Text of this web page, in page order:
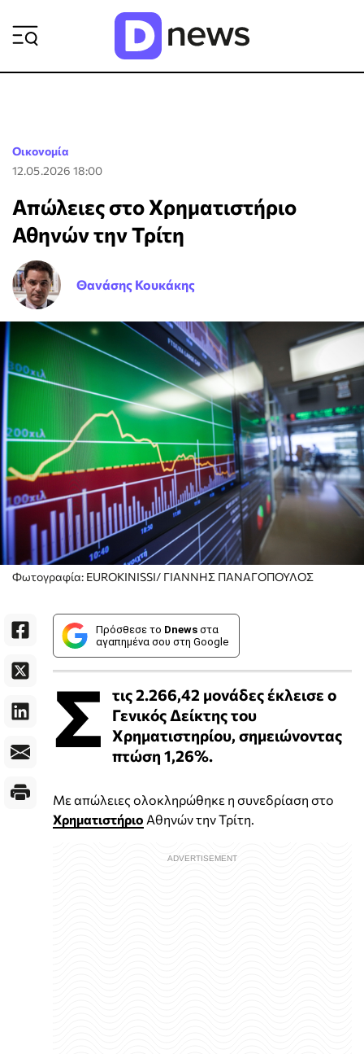
Οικονομία
12.05.2026 18:00
Απώλειες στο Χρηματιστήριο
Αθηνών την Τρίτη
Θανάσης Κουκάκης
Φωτογραφία: EUROKINISSI/ ΓΙΑΝΝΗΣ ΠΑΝΑΓΟΠΟΥΛΟΣ
Πρόσθεσε το Dnews στα
αγαπημένα σου στη Google
Σ τις 2.266,42 μονάδες έκλεισε ο
Γενικός Δείκτης του
Χρηματιστηρίου, σημειώνοντας
πτώση 1,26%.
Με απώλειες ολοκληρώθηκε η συνεδρίαση στο
Χρηματιστήριο Αθηνών την Τρίτη.